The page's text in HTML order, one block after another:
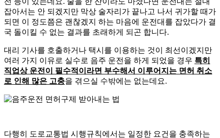
잡아서는 안 되겠지만 막상 술자리가 끝나고 나서 귀가할 때가
되면 이 정도쯤은 괜찮겠지 하는 마음에 운전대를 잡았다가 결
국 돌이킬 수 없는 결과를 초래하게 되곤 합니다.
대리 기사를 호출하거나 택시를 이용하는 것이 최선이겠지만
여러 가지 이유로 실수로 음주 운전을 하게 되었을 경우 특히
직업상 운전이 필수적이라면 부수해서 이루어지는 면허 취소
로 인해 많은 고충을 겪으실 수밖에는 없는데요.
다행히 도로교통법 시행규칙에서는 일정한 요건을 충족하는